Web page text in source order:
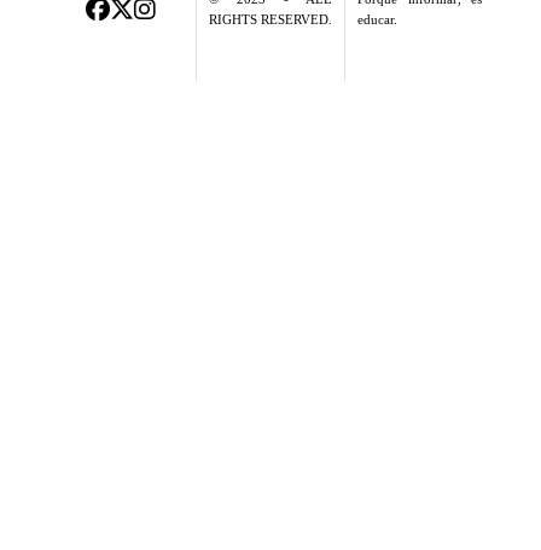
RIGHTS RESERVED.
educar.